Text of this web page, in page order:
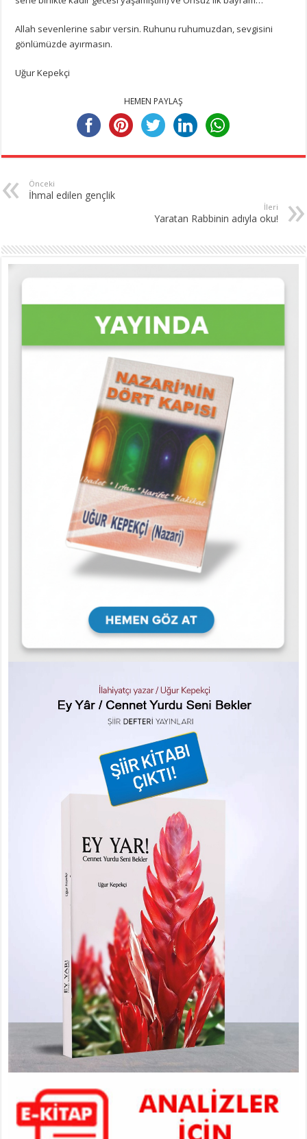
Allah sevenlerine sabır versin. Ruhunu ruhumuzdan, sevgisini
gönlümüzde ayırmasın.
Uğur Kepekçi
HEMEN PAYLAŞ
Önceki
İhmal edilen gençlik
İleri
Yaratan Rabbinin adıyla oku!